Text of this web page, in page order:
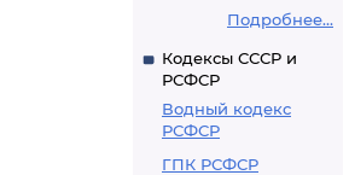
Подробнее...
Кодексы СССР и
РСФСР
Водный кодекс
РСФСР
ГПК РСФСР